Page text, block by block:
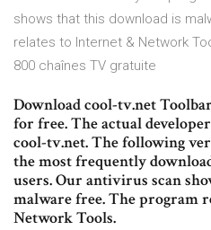
shows that this download is
relates to Internet & Network
800 chaînes TV gratuite
Download cool-tv.net
for free. The actual
cool-tv.net. The following
the most frequently
users. Our antivirus scan
malware free. The program
Network Tools.